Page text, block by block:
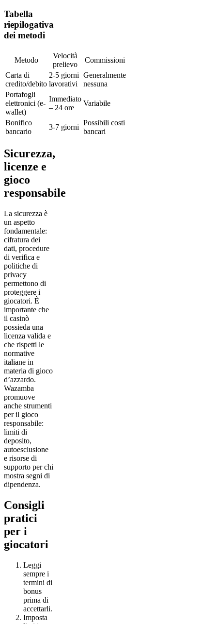
Tabella
riepilogativa
dei metodi
Metodo
Velocità
prelievo
Commissioni
Carta di
credito/debito
2-5 giorni
lavorativi
Generalmente
nessuna
Portafogli
elettronici (e-
wallet)
Immediato
– 24 ore
Variabile
Bonifico
bancario
3-7 giorni
Possibili costi
bancari
Sicurezza,
licenze e
gioco
responsabile
La sicurezza è
un aspetto
fondamentale:
cifratura dei
dati, procedure
di verifica e
politiche di
privacy
permettono di
proteggere i
giocatori. È
importante che
il casinò
possieda una
licenza valida e
che rispetti le
normative
italiane in
materia di gioco
d’azzardo.
Wazamba
promuove
anche strumenti
per il gioco
responsabile:
limiti di
deposito,
autoesclusione
e risorse di
supporto per chi
mostra segni di
dipendenza.
Consigli
pratici
per i
giocatori
Leggi
sempre i
termini di
bonus
prima di
accettarli.
Imposta